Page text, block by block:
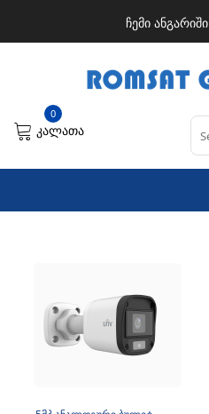
ჩემი ანგარიში
0
კალათა